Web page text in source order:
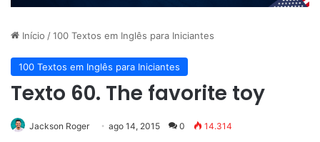
Início /100 Textos em Inglês para Iniciantes
100 Textos em Inglês para Iniciantes
Texto 60. The favorite toy
Jackson Roger ago 14, 2015 0 14.314